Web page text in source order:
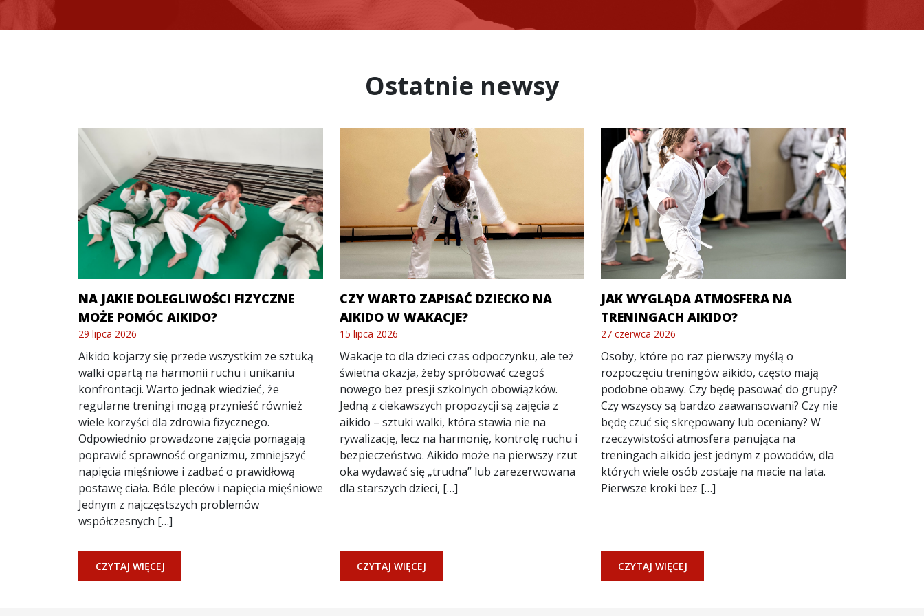
Ostatnie newsy
NA JAKIE DOLEGLIWOŚCI FIZYCZNE
MOŻE POMÓC AIKIDO?
29 lipca 2026
Aikido kojarzy się przede wszystkim ze sztuką
walki opartą na harmonii ruchu i unikaniu
konfrontacji. Warto jednak wiedzieć, że
regularne treningi mogą przynieść również
wiele korzyści dla zdrowia fizycznego.
Odpowiednio prowadzone zajęcia pomagają
poprawić sprawność organizmu, zmniejszyć
napięcia mięśniowe i zadbać o prawidłową
postawę ciała. Bóle pleców i napięcia mięśniowe
Jednym z najczęstszych problemów
współczesnych […]
CZYTAJ WIĘCEJ
CZY WARTO ZAPISAĆ DZIECKO NA
AIKIDO W WAKACJE?
15 lipca 2026
Wakacje to dla dzieci czas odpoczynku, ale też
świetna okazja, żeby spróbować czegoś
nowego bez presji szkolnych obowiązków.
Jedną z ciekawszych propozycji są zajęcia z
aikido – sztuki walki, która stawia nie na
rywalizację, lecz na harmonię, kontrolę ruchu i
bezpieczeństwo. Aikido może na pierwszy rzut
oka wydawać się „trudna” lub zarezerwowana
dla starszych dzieci, […]
CZYTAJ WIĘCEJ
JAK WYGLĄDA ATMOSFERA NA
TRENINGACH AIKIDO?
27 czerwca 2026
Osoby, które po raz pierwszy myślą o
rozpoczęciu treningów aikido, często mają
podobne obawy. Czy będę pasować do grupy?
Czy wszyscy są bardzo zaawansowani? Czy nie
będę czuć się skrępowany lub oceniany? W
rzeczywistości atmosfera panująca na
treningach aikido jest jednym z powodów, dla
których wiele osób zostaje na macie na lata.
Pierwsze kroki bez […]
CZYTAJ WIĘCEJ